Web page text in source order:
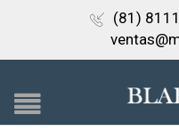
(81)